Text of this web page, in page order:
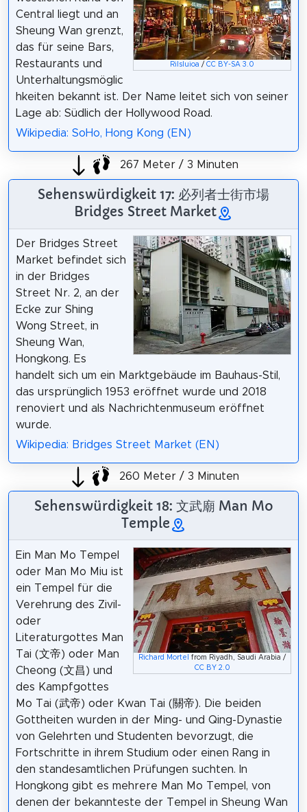
Rilsluioa /CC BY-SA 3.0
Central liegt und an
Sheung Wan grenzt,
das für seine Bars,
Restaurants und
Unterhaltungsmöglic
hkeiten bekannt ist. Der Name leitet sich von seiner
Lage ab: Südlich der Hollywood Road.
Wikipedia: SoHo, Hong Kong (EN)
267 Meter / 3 Minuten
Sehenswürdigkeit 17: 必列者士街市場
Bridges Street Market
Der Bridges Street
Market befindet sich
in der Bridges
Street Nr. 2, an der
Ecke zur Shing
Wong Street, in
Sheung Wan,
Hongkong. Es
handelt sich um ein Marktgebäude im Bauhaus-Stil,
das ursprünglich 1953 eröffnet wurde und 2018
renoviert und als Nachrichtenmuseum eröffnet
wurde.
Wikipedia: Bridges Street Market (EN)
260 Meter / 3 Minuten
Sehenswürdigkeit 18: 文武廟 Man Mo
Temple
Richard Mortel
from Riyadh, Saudi Arabia /
CC BY 2.0
Ein Man Mo Tempel
oder Man Mo Miu ist
ein Tempel für die
Verehrung des Zivil-
oder
Literaturgottes Man
Tai (文帝) oder Man
Cheong (文昌) und
des Kampfgottes
Mo Tai (武帝) oder Kwan Tai (關帝). Die beiden
Gottheiten wurden in der Ming- und Qing-Dynastie
von Gelehrten und Studenten bevorzugt, die
Fortschritte in ihrem Studium oder einen Rang in
den standesamtlichen Prüfungen suchten. In
Hongkong gibt es mehrere Man Mo Tempel, von
denen der bekannteste der Tempel in Sheung Wan